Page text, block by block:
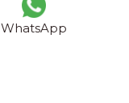
WhatsApp